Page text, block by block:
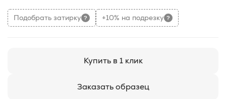
Подобрать затирку +10% на подрезку
Купить в 1 клик
Заказать образец